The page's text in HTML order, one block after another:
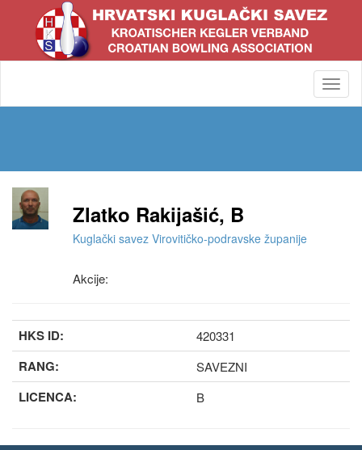
Zlatko Rakijašić, B
Kuglački savez Virovitičko-podravske županije
Akcije:
HKS ID: 420331
RANG: SAVEZNI
LICENCA: B